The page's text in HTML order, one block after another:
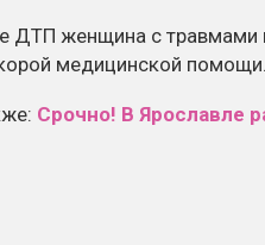
ДТП женщина с травмами
медицинской помощи.
Срочно! В Ярославле